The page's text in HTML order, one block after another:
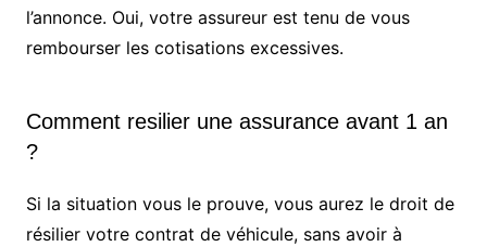
l’annonce. Oui, votre assureur est tenu de vous
rembourser les cotisations excessives.
Comment resilier une assurance avant 1 an
?
Si la situation vous le prouve, vous aurez le droit de
résilier votre contrat de véhicule, sans avoir à